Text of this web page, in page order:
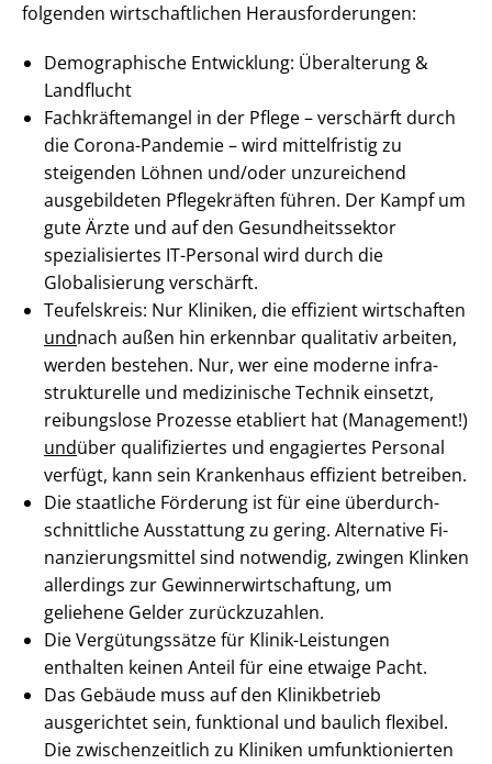
folgenden wirt­schaft­li­chen Her­aus­for­de­run­gen:
Demographische Entwicklung: Überalterung &
Landflucht
Fach­kräf­te­man­gel in der Pflege – verschärft durch
die Corona-Pandemie – wird mittelfristig zu
steigenden Löhnen und/oder unzureichend
ausgebildeten Pflegekräften führen. Der Kampf um
gute Ärzte und auf den Ge­sund­heits­sek­tor
spezialisiertes IT-Personal wird durch die
Globalisierung verschärft.
Teufelskreis: Nur Kliniken, die effizient wirtschaften
undnach außen hin erkennbar qualitativ arbeiten,
werden bestehen. Nur, wer eine moderne in­fra­
struk­tu­rel­le und medizinische Technik einsetzt,
reibungslose Prozesse etabliert hat (Management!)
undüber qualifiziertes und engagiertes Personal
verfügt, kann sein Krankenhaus effizient betreiben.
Die staatliche Förderung ist für eine über­durch­
schnitt­li­che Ausstattung zu gering. Alternative Fi­
nan­zie­rungs­mit­tel sind notwendig, zwingen Klinken
allerdings zur Ge­winner­wirt­schaf­tung, um
geliehene Gelder zurückzuzahlen.
Die Vergütungssätze für Klinik-Leistungen
enthalten keinen Anteil für eine etwaige Pacht.
Das Gebäude muss auf den Klinikbetrieb
ausgerichtet sein, funktional und baulich flexibel.
Die zwi­schen­zeit­lich zu Kliniken um­funk­tio­nier­ten